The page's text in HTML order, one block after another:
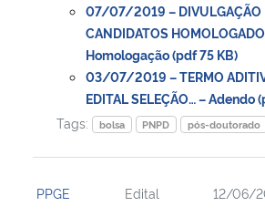
07/07/2019 – DIVULGAÇÃO
CANDIDATOS
Homologação (pdf 75 KB)
03/07/2019 – TERMO
EDITAL SELEÇÃO… – Adendo
Tags:
bolsa PNPD pós-doutorado
PPGE Edital 12/06/